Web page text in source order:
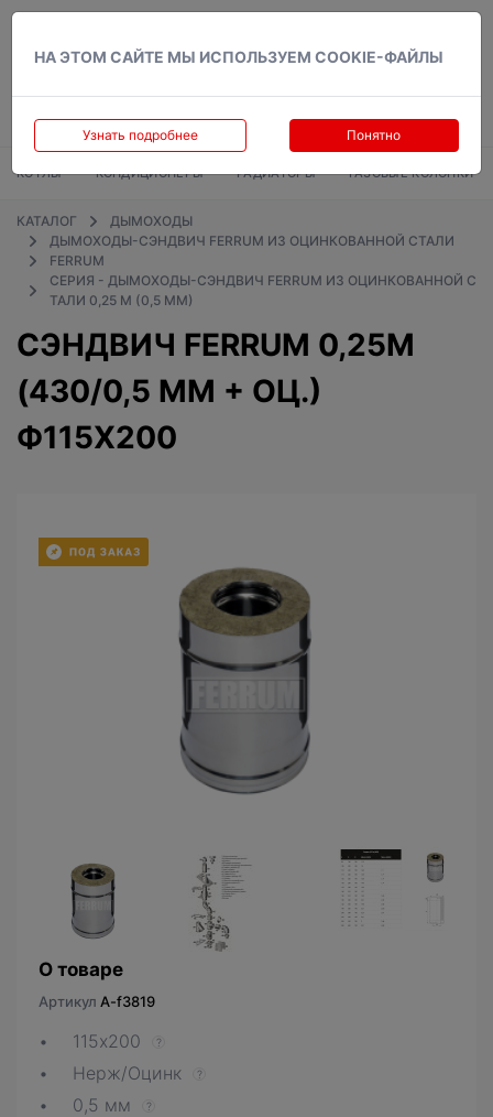
НА ЭТОМ САЙТЕ МЫ ИСПОЛЬЗУЕМ COOKIE-ФАЙЛЫ
Узнать подробнее Понятно
КОТЛЫ КОНДИЦИОНЕРЫ РАДИАТОРЫ ГАЗОВЫЕ КОЛОНКИ
КАТАЛОГ
ДЫМОХОДЫ
ДЫМОХОДЫ-СЭНДВИЧ FERRUM ИЗ ОЦИНКОВАННОЙ СТАЛИ
FERRUM
СЕРИЯ - ДЫМОХОДЫ-СЭНДВИЧ FERRUM ИЗ ОЦИНКОВАННОЙ С
ТАЛИ 0,25 М (0,5 ММ)
СЭНДВИЧ FERRUM 0,25М
(430/0,5 ММ + ОЦ.)
Ф115Х200
О товаре
Артикул A-f3819
115х200 ?
Нерж/Оцинк ?
0,5 мм ?